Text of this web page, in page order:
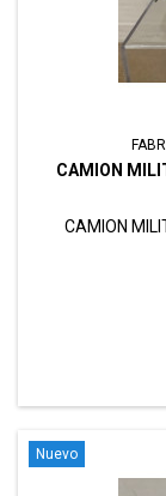
CAMION
CAMION
Nuevo